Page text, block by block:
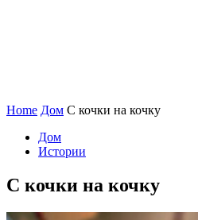
Home Дом С кочки на кочку
Дом
Истории
С кочки на кочку